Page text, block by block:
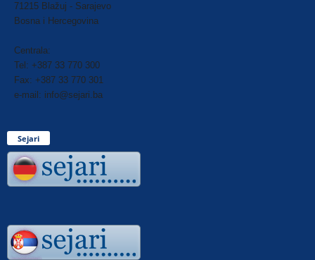
71215 Blažuj - Sarajevo
Bosna i Hercegovina
Centrala:
Tel: +387 33 770 300
Fax: +387 33 770 301
e-mail: info@sejari.ba
Sejari